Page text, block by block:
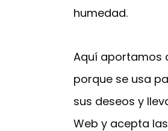
humedad.
Aquí aportamos
porque se usa
sus deseos y
Web y acepta